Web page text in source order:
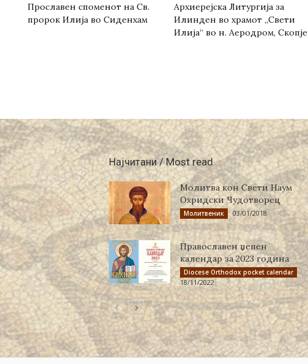
Прославен споменот на Св.
пророк Илија во Сиденхам
Архиерејска Литургија за
Илинден во храмот „Свети
Илија“ во н. Аеродром, Скопје
Најчитани / Most read
Молитва кон Свети Наум
Охридски Чудотворец
Молитвеник 03/01/2018
Православен џепен
календар за 2023 година
Diocese Orthodox pocket calendar
18/11/2022